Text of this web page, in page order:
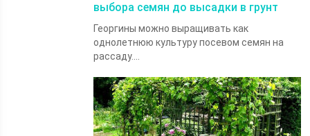
выбора семян до высадки в грунт
Георгины можно выращивать как
однолетнюю культуру посевом семян на
рассаду....